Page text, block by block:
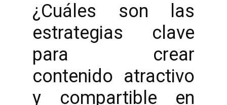
¿Cuáles son las
estrategias clave
para crear
contenido atractivo
y compartible en